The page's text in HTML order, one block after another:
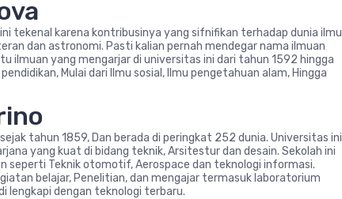
tekenal karena kontribusinya yang sifnifikan terhadap dunia ilmu
dan astronomi. Pasti kalian pernah mendegar nama ilmuan
ilmuan yang mengarjar di universitas ini dari tahun 1592 hingga
Mulai dari Ilmu sosial, Ilmu pengetahuan alam, Hingga
tahun 1859, Dan berada di peringkat 252 dunia. Universitas ini
yang kuat di bidang teknik, Arsitestur dan desain. Sekolah ini
seperti Teknik otomotif, Aerospace dan teknologi informasi.
belajar, Penelitian, dan mengajar termasuk laboratorium
lengkapi dengan teknologi terbaru.